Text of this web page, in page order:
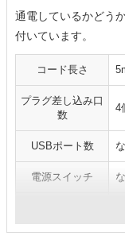
通電しているかどう
付いています。
コード長さ
プラグ差し込み口
数
4
USBポート数
電源スイッチ